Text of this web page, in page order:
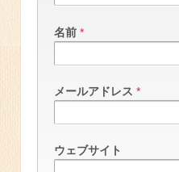
名前 *
メールアドレス *
ウェブサイト